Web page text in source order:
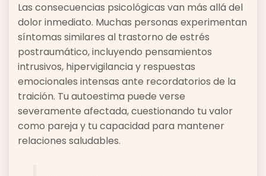
Las consecuencias psicológicas van más allá del
dolor inmediato. Muchas personas experimentan
síntomas similares al trastorno de estrés
postraumático, incluyendo pensamientos
intrusivos, hipervigilancia y respuestas
emocionales intensas ante recordatorios de la
traición. Tu autoestima puede verse
severamente afectada, cuestionando tu valor
como pareja y tu capacidad para mantener
relaciones saludables.